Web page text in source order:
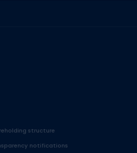
structure
notifications